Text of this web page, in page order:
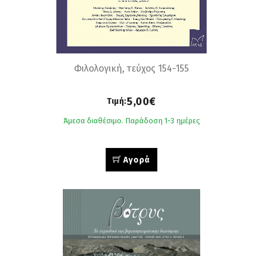
Φιλολογική, τεύχος 154-155
Τιμή:5,00€
Άμεσα διαθέσιμο. Παράδοση 1-3 ημέρες
Αγορά